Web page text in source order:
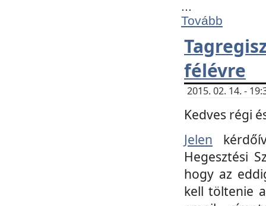
...
Tovább
félévre
2015. 02. 14. -
Kedves régi
Jelen
Hegesztési
hogy az
kell töltenie